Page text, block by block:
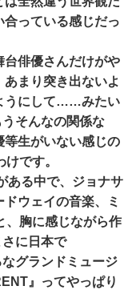
合っている感じだっ
台俳優さんだけがや
まり突き出ないよ
うにして……みたい
そんなの関係な
等生がいない感じの
です。
ある中で、ジョナサ
ウェイの音楽、ミ
、胸に感じながら作
に日本で
グランドミュージ
』ってやっぱり